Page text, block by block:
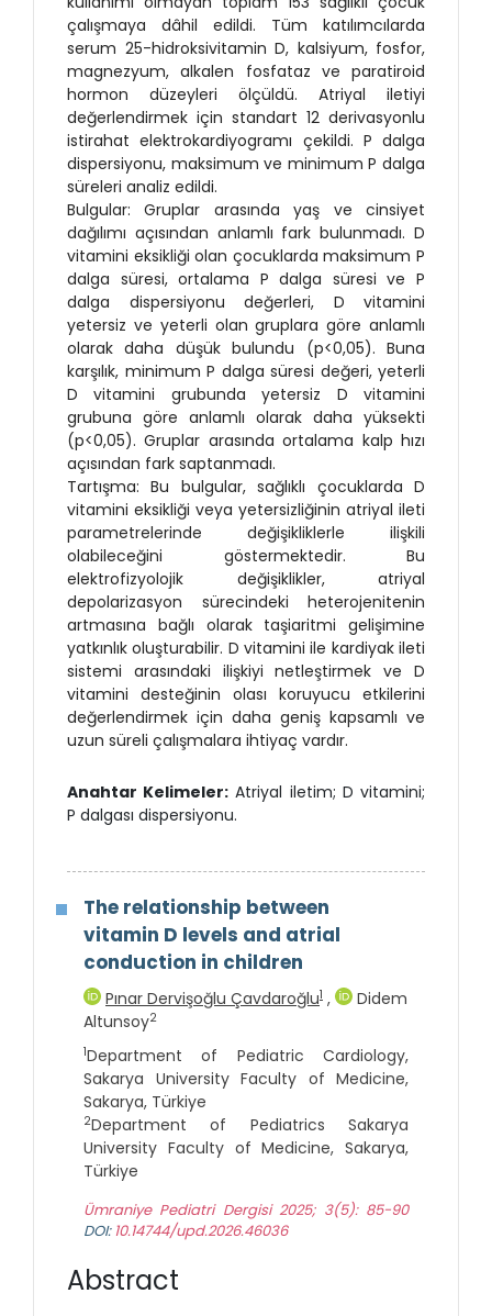
çalışmaya dâhil edildi. Tüm katılımcılarda
serum 25-hidroksivitamin D, kalsiyum, fosfor,
magnezyum, alkalen fosfataz ve paratiroid
hormon düzeyleri ölçüldü. Atriyal iletiyi
değerlendirmek için standart 12 derivasyonlu
istirahat elektrokardiyogramı çekildi. P dalga
dispersiyonu, maksimum ve minimum P dalga
süreleri analiz edildi.
Bulgular: Gruplar arasında yaş ve cinsiyet
dağılımı açısından anlamlı fark bulunmadı. D
vitamini eksikliği olan çocuklarda maksimum P
dalga süresi, ortalama P dalga süresi ve P
dalga dispersiyonu değerleri, D vitamini
yetersiz ve yeterli olan gruplara göre anlamlı
olarak daha düşük bulundu (p<0,05). Buna
karşılık, minimum P dalga süresi değeri, yeterli
D vitamini grubunda yetersiz D vitamini
grubuna göre anlamlı olarak daha yüksekti
(p<0,05). Gruplar arasında ortalama kalp hızı
açısından fark saptanmadı.
Tartışma: Bu bulgular, sağlıklı çocuklarda D
vitamini eksikliği veya yetersizliğinin atriyal ileti
parametrelerinde değişikliklerle ilişkili
olabileceğini göstermektedir. Bu
elektrofizyolojik değişiklikler, atriyal
depolarizasyon sürecindeki heterojenitenin
artmasına bağlı olarak taşiaritmi gelişimine
yatkınlık oluşturabilir. D vitamini ile kardiyak ileti
sistemi arasındaki ilişkiyi netleştirmek ve D
vitamini desteğinin olası koruyucu etkilerini
değerlendirmek için daha geniş kapsamlı ve
uzun süreli çalışmalara ihtiyaç vardır.
Anahtar Kelimeler: Atriyal iletim; D vitamini;
P dalgası dispersiyonu.
The relationship between
vitamin D levels and atrial
conduction in children
Pınar Dervişoğlu Çavdaroğlu1 ,
Didem
Altunsoy2
1Department of Pediatric Cardiology,
Sakarya University Faculty of Medicine,
Sakarya, Türkiye
2Department of Pediatrics Sakarya
University Faculty of Medicine, Sakarya,
Türkiye
Ümraniye Pediatri Dergisi 2025; 3(5): 85-90
DOI: 10.14744/upd.2026.46036
Abstract